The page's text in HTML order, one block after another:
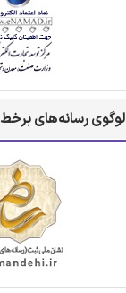
لوگوی رسانه‌های برخط